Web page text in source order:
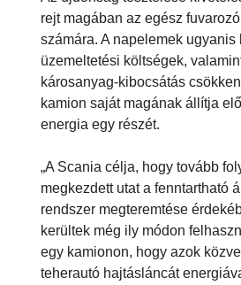
rejt magában az egész
számára. A napelemek ugyanis
üzemeltetési költségek,
károsanyag-kibocsátás
kamion saját magának állítja
energia egy részét.
„A Scania célja, hogy tovább
megkezdett utat a fenntartható
rendszer megteremtése
kerültek még ily módon
egy kamionon, hogy azok
teherautó hajtásláncát